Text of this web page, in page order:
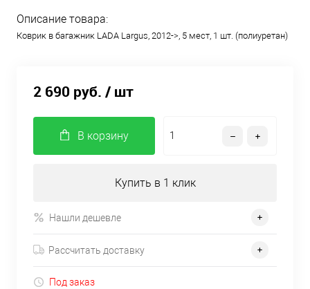
Описание товара:
Коврик в багажник LADA Largus, 2012->, 5 мест, 1 шт. (полиуретан)
2 690 руб. / шт
В корзину
Купить в 1 клик
Нашли дешевле
Рассчитать доставку
Под заказ